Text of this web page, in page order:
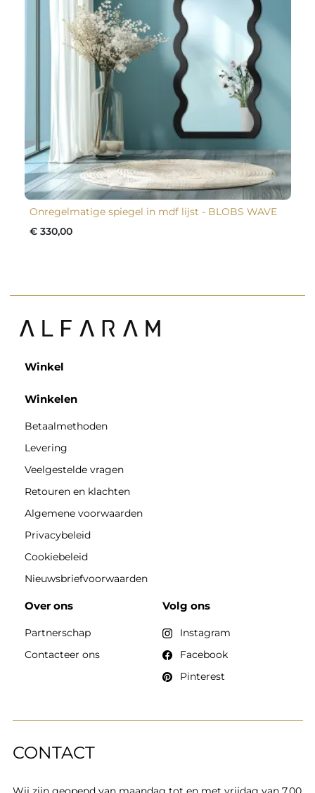
Onregelmatige spiegel in mdf lijst - BLOBS WAVE
€ 330,00
CONTACT
Winkel
Winkelen
Betaalmethoden
Levering
Veelgestelde vragen
Retouren en klachten
Algemene voorwaarden
Privacybeleid
Cookiebeleid
Nieuwsbriefvoorwaarden
Over ons
Partnerschap
Contacteer ons
Volg ons
Instagram
Facebook
Pinterest